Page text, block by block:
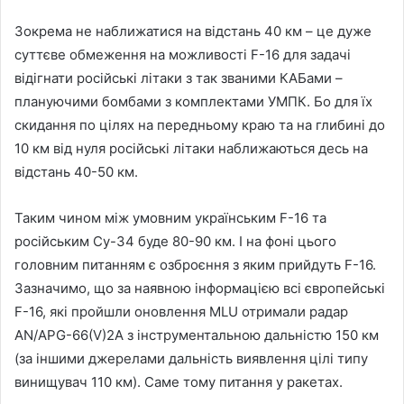
Зокрема не наближатися на відстань 40 км – це дуже
суттєве обмеження на можливості F-16 для задачі
відігнати російські літаки з так званими КАБами –
плануючими бомбами з комплектами УМПК. Бо для їх
скидання по цілях на передньому краю та на глибині до
10 км від нуля російські літаки наближаються десь на
відстань 40-50 км.
Таким чином між умовним українським F-16 та
російським Су-34 буде 80-90 км. І на фоні цього
головним питанням є озброєння з яким прийдуть F-16.
Зазначимо, що за наявною інформацією всі європейські
F-16, які пройшли оновлення MLU отримали радар
AN/APG-66(V)2A з інструментальною дальністю 150 км
(за іншими джерелами дальність виявлення цілі типу
винищувач 110 км). Саме тому питання у ракетах.